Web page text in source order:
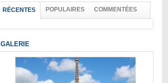
RÉCENTES POPULAIRES COMMENTÉES
GALERIE